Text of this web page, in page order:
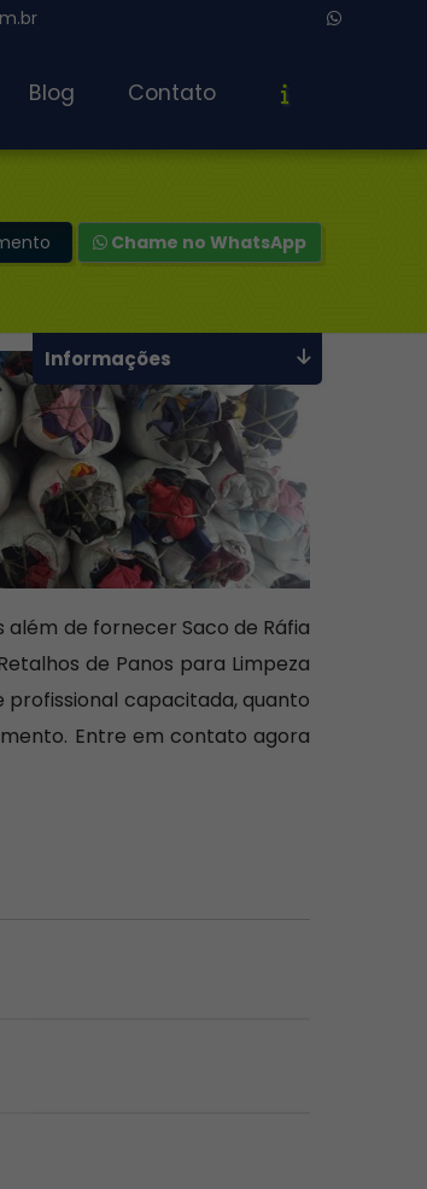
Blog Contato
Chame no WhatsApp
além de fornecer Saco de Ráfia
de Panos para Limpeza
profissional capacitada, quanto
Entre em contato agora
Informações